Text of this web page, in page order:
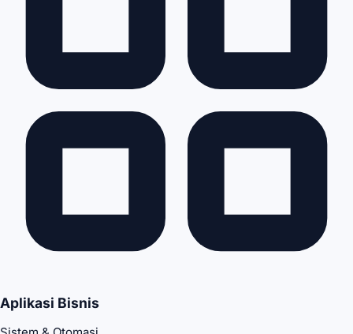
Aplikasi Bisnis